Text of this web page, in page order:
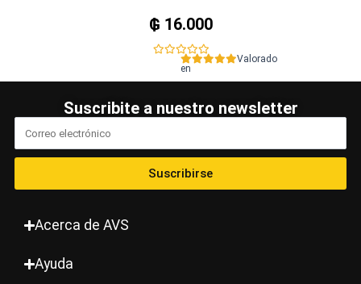
₲ 16.000
Valorado
en
Suscribite a nuestro newsletter
Suscribirse
Acerca de AVS
Ayuda